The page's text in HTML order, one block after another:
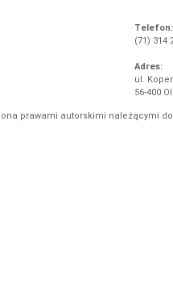
Telefon:
(71) 314
Adres:
ul.
56-400
prawami autorskimi należącymi